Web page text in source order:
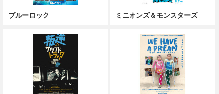
ブルーロック ミニオンズ＆モンスターズ